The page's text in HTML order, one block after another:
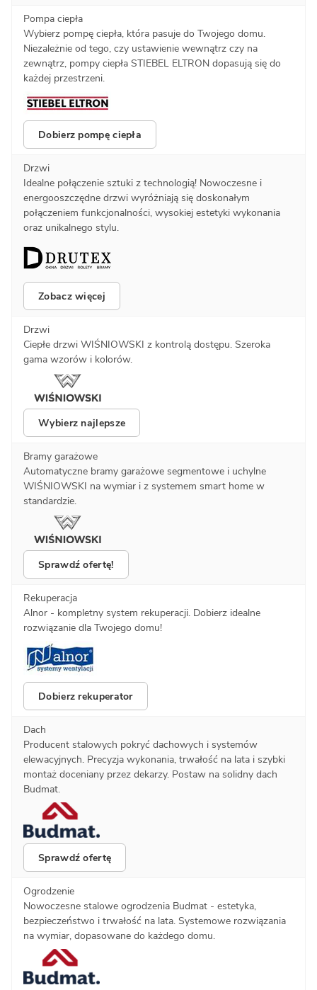
Pompa ciepła
Wybierz pompę ciepła, która pasuje do Twojego domu.
Niezależnie od tego, czy ustawienie wewnątrz czy na
zewnątrz, pompy ciepła STIEBEL ELTRON dopasują się do
każdej przestrzeni.
Dobierz pompę ciepła
Drzwi
Idealne połączenie sztuki z technologią! Nowoczesne i
energooszczędne drzwi wyróżniają się doskonałym
połączeniem funkcjonalności, wysokiej estetyki wykonania
oraz unikalnego stylu.
Zobacz więcej
Drzwi
Ciepłe drzwi WIŚNIOWSKI z kontrolą dostępu. Szeroka
gama wzorów i kolorów.
Wybierz najlepsze
Bramy garażowe
Automatyczne bramy garażowe segmentowe i uchylne
WIŚNIOWSKI na wymiar i z systemem smart home w
standardzie.
Sprawdź ofertę!
Rekuperacja
Alnor - kompletny system rekuperacji. Dobierz idealne
rozwiązanie dla Twojego domu!
Dobierz rekuperator
Dach
Producent stalowych pokryć dachowych i systemów
elewacyjnych. Precyzja wykonania, trwałość na lata i szybki
montaż doceniany przez dekarzy. Postaw na solidny dach
Budmat.
Sprawdź ofertę
Ogrodzenie
Nowoczesne stalowe ogrodzenia Budmat - estetyka,
bezpieczeństwo i trwałość na lata. Systemowe rozwiązania
na wymiar, dopasowane do każdego domu.